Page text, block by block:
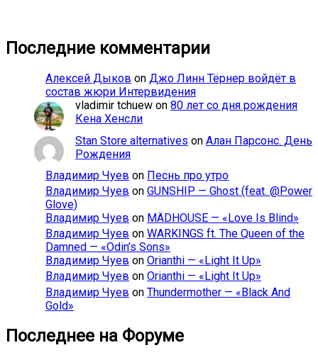
Последние комментарии
Алексей Дыков on Джо Линн Тёрнер войдёт в
состав жюри Интервидения
vladimir tchuew on 80 лет со дня рождения
Кена Хенсли
Stan Store alternatives on Алан Парсонс. День
Рождения
Владимир Чуев on Песнь про утро
Владимир Чуев on GUNSHIP — Ghost (feat. @Power
Glove)
Владимир Чуев on MÄDHOUSE — «Love Is Blind»
Владимир Чуев on WARKINGS ft. The Queen of the
Damned — «Odin’s Sons»
Владимир Чуев on Orianthi — «Light It Up»
Владимир Чуев on Orianthi — «Light It Up»
Владимир Чуев on Thundermother — «Black And
Gold»
Последнее на Форуме